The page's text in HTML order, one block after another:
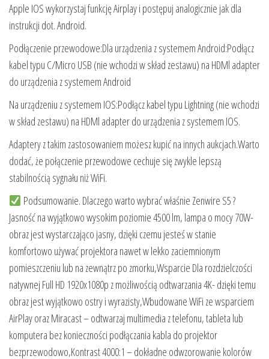
Apple IOS wykorzystaj funkcję Airplay i postępuj analogicznie jak dla
instrukcji dot. Android.
Podłączenie przewodowe:Dla urządzenia z systemem Android:Podłącz
kabel typu C/Micro USB (nie wchodzi w skład zestawu) na HDMl adapter
do urządzenia z systemem Android
Na urządzeniu z systemem IOS:Podłącz kabel typu Lightning (nie wchodzi
w skład zestawu) na HDMl adapter do urządzenia z systemem IOS.
Adaptery z takim zastosowaniem możesz kupić na innych aukcjach.Warto
dodać, że połączenie przewodowe cechuje się zwykle lepszą
stabilnością sygnału niż WiFi.
Podsumowanie. Dlaczego warto wybrać właśnie Zenwire S5 ?
Jasność na wyjątkowo wysokim poziomie 4500 lm, lampa o mocy 70W-
obraz jest wystarczająco jasny, dzięki czemu jesteś w stanie
komfortowo używać projektora nawet w lekko zaciemnionym
pomieszczeniu lub na zewnątrz po zmorku,Wsparcie Dla rozdzielczości
natywnej Full HD 1920x1080p z możliwością odtwarzania 4K- dzięki temu
obraz jest wyjątkowo ostry i wyrazisty,Wbudowane WiFi ze wsparciem
AirPlay oraz Miracast – odtwarzaj multimedia z telefonu, tableta lub
komputera bez konieczności podłączania kabla do projektor
bezprzewodowo,Kontrast 4000:1 – dokładne odwzorowanie kolorów